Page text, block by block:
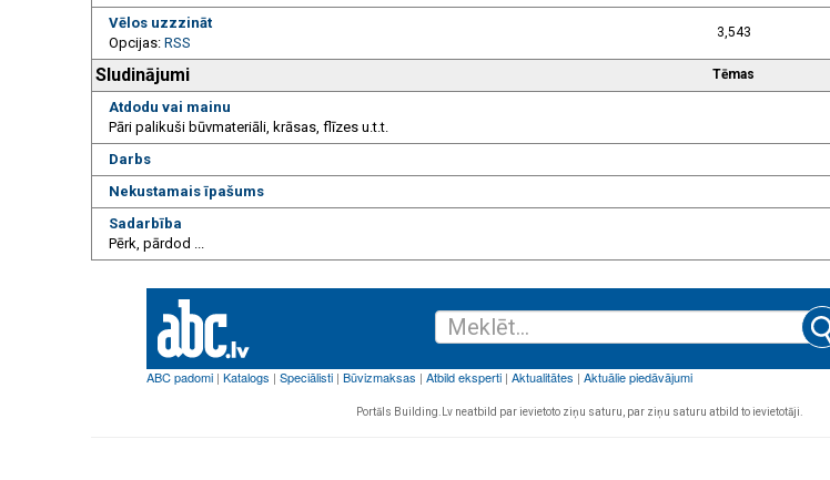
Vēlos uzzzināt
Opcijas: RSS
3,543
Sludinājumi Tēmas
Atdodu vai mainu
Pāri palikuši būvmateriāli, krāsas, flīzes u.t.t.
Darbs
Nekustamais īpašums
Sadarbība
Pērk, pārdod ...
Portāls Building.Lv neatbild par ievietoto ziņu saturu, par ziņu saturu atbild to ievietotāji.